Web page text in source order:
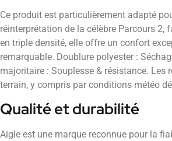
Ce produit est particulièrement adapté
réinterprétation de la célèbre Parcours 2,
en triple densité, elle offre un confort
remarquable. Doublure polyester :
majoritaire : Souplesse & résistance.
terrain, y compris par conditions météo
Qualité et durabilité
Aigle est une marque reconnue pour la